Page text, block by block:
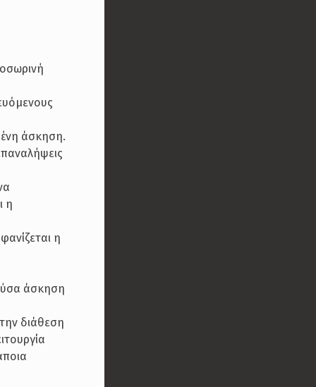
άσκηση.
η
η
άσκηση
διάθεση